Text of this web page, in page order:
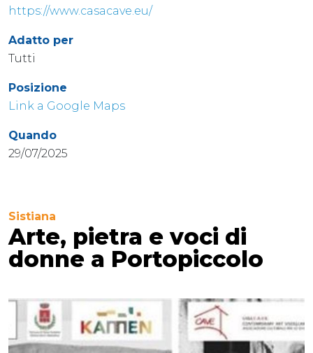
https://www.casacave.eu/
Adatto per
Tutti
Posizione
Link a Google Maps
Quando
29/07/2025
Sistiana
Arte, pietra e voci di
donne a Portopiccolo